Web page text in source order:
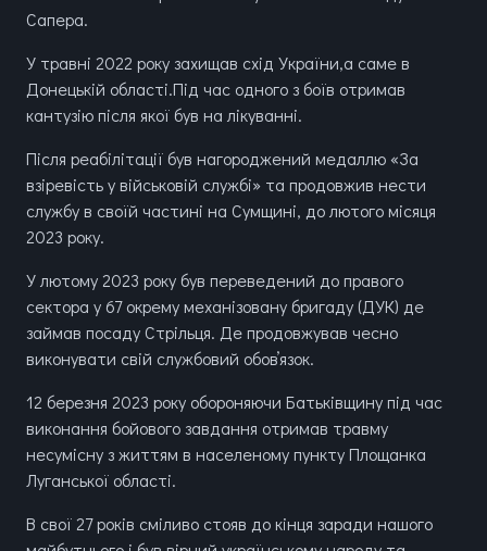
Сапера.
У травні 2022 року захищав схід України,а саме в
Донецькій області.Під час одного з боїв отримав
кантузію після якої був на лікуванні.
Після реабілітації був нагороджений медаллю «За
взіревість у військовій службі» та продовжив нести
службу в своїй частині на Сумщині, до лютого місяця
2023 року.
У лютому 2023 року був переведений до правого
сектора у 67 окрему механізовану бригаду (ДУК) де
займав посаду Стрільця. Де продовжував чесно
виконувати свій службовий обовʼязок.
12 березня 2023 року обороняючи Батьківщину під час
виконання бойового завдання отримав травму
несумісну з життям в населеному пункту Площанка
Луганської області.
В свої 27 років сміливо стояв до кінця заради нашого